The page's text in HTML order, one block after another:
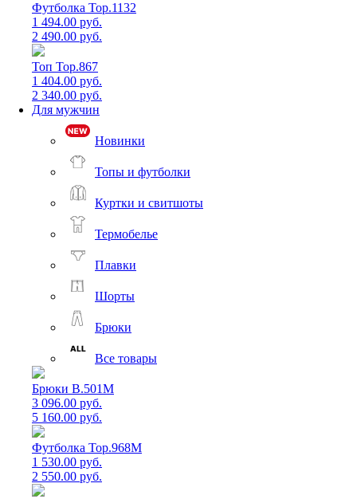
Футболка Top.1132
1 494.00 руб.
2 490.00 руб.
Топ Top.867
1 404.00 руб.
2 340.00 руб.
Для мужчин
Новинки
Топы и футболки
Куртки и свитшоты
Термобелье
Плавки
Шорты
Брюки
Все товары
Брюки B.501M
3 096.00 руб.
5 160.00 руб.
Футболка Top.968M
1 530.00 руб.
2 550.00 руб.